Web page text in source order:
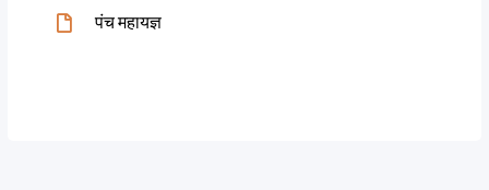
पंच महायज्ञ